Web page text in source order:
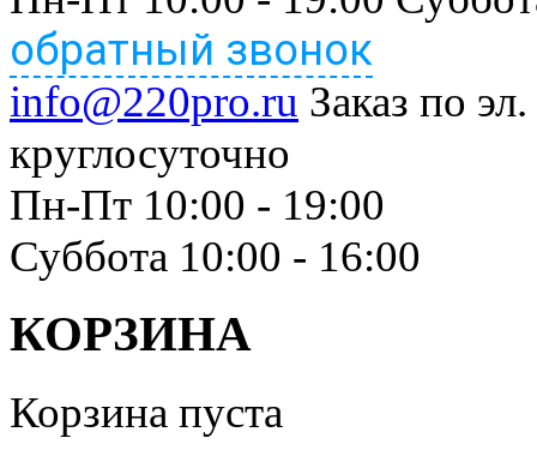
обратный звонок
info@220pro.ru Заказ по
круглосуточно
Пн-Пт 10:00 - 19:00
Суббота 10:00 - 16:00
КОРЗИНА
Корзина пуста